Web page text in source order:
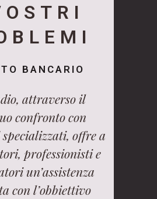
BANCARIO
attraverso il
confronto con
offre a
professionisti e
un’assistenza
con l’obbiettivo